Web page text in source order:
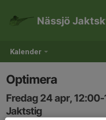
Kalender
Nässjö
Optimera
Fredag 24 apr,
Jaktstig